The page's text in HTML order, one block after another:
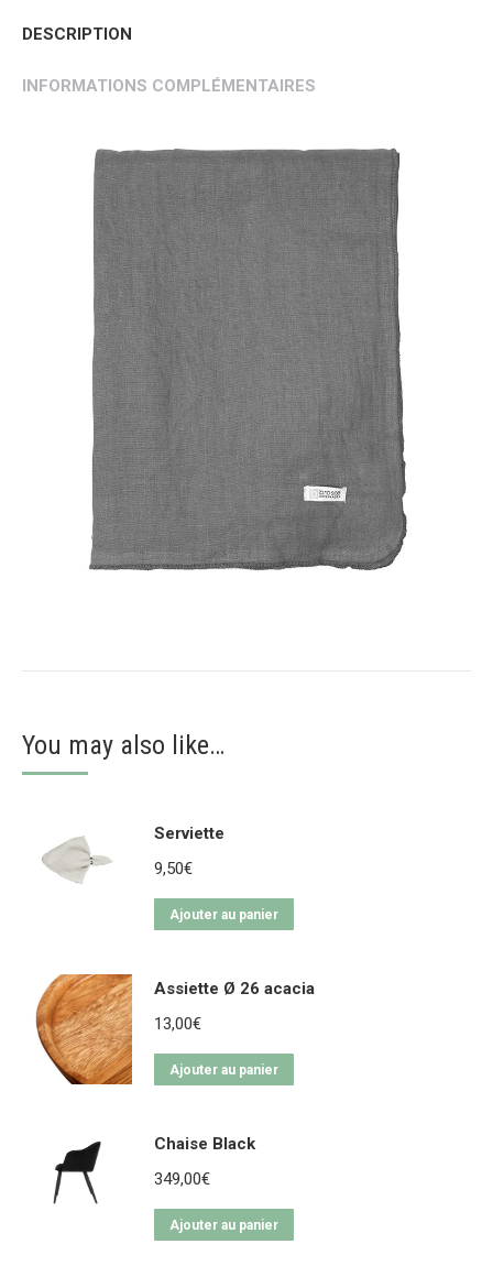
DESCRIPTION
INFORMATIONS COMPLÉMENTAIRES
You may also like…
Serviette
9,50€
Ajouter au panier
Assiette Ø 26 acacia
13,00€
Ajouter au panier
Chaise Black
349,00€
Ajouter au panier